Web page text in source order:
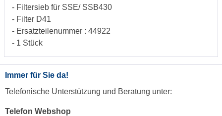
- Filtersieb für SSE/ SSB430
- Filter D41
- Ersatzteilenummer : 44922
- 1 Stück
Immer für Sie da!
Telefonische Unterstützung und Beratung unter:
Telefon Webshop